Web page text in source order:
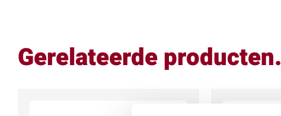
Gerelateerde producten.